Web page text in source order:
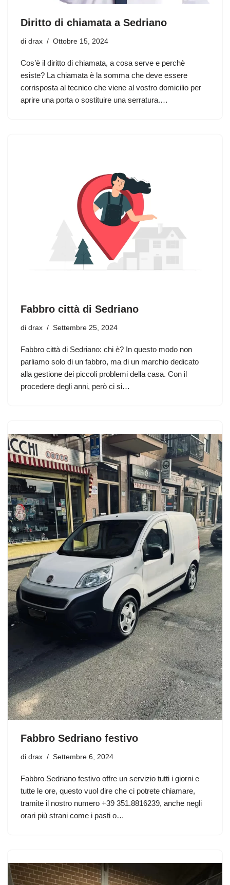
Diritto di chiamata a Sedriano
di drax Ottobre 15, 2024
Cos’è il diritto di chiamata, a cosa serve e perchè
esiste? La chiamata è la somma che deve essere
corrisposta al tecnico che viene al vostro domicilio per
aprire una porta o sostituire una serratura.…
Fabbro città di Sedriano
di drax Settembre 25, 2024
Fabbro città di Sedriano: chi è? In questo modo non
parliamo solo di un fabbro, ma di un marchio dedicato
alla gestione dei piccoli problemi della casa. Con il
procedere degli anni, però ci si…
Fabbro Sedriano festivo
di drax Settembre 6, 2024
Fabbro Sedriano festivo offre un servizio tutti i giorni e
tutte le ore, questo vuol dire che ci potrete chiamare,
tramite il nostro numero +39 351.8816239, anche negli
orari più strani come i pasti o…